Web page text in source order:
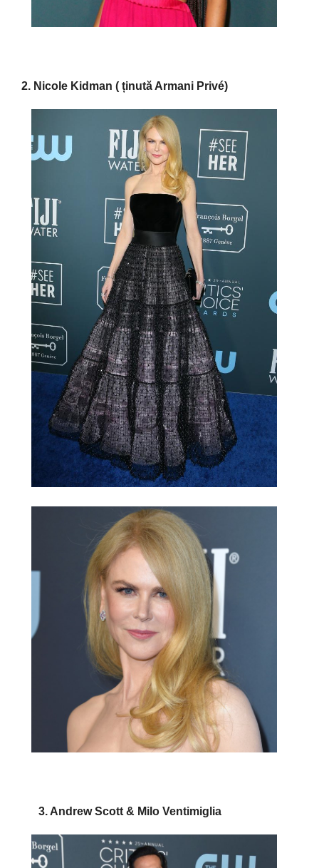
2. Nicole Kidman ( ținută Armani Privé)
3. Andrew Scott & Milo Ventimiglia